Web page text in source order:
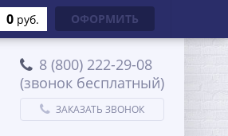
8 (800) 222-29-08
(звонок бесплатный)
ЗАКАЗАТЬ ЗВОНОК
0 руб. ОФОРМИТЬ